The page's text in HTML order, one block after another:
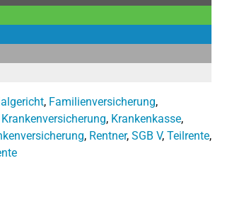
, Familienversicherung,
, Krankenkasse,
, Rentner, SGB V, Teilrente,